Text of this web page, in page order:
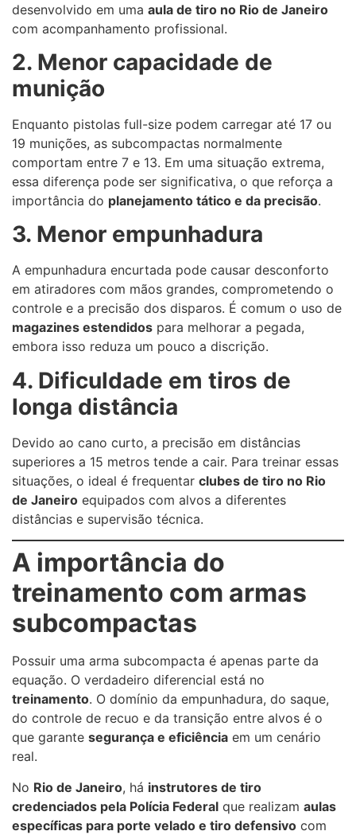
desenvolvido em uma aula de tiro no Rio de Janeiro
com acompanhamento profissional.
2. Menor capacidade de
munição
Enquanto pistolas full-size podem carregar até 17 ou
19 munições, as subcompactas normalmente
comportam entre 7 e 13. Em uma situação extrema,
essa diferença pode ser significativa, o que reforça a
importância do planejamento tático e da precisão.
3. Menor empunhadura
A empunhadura encurtada pode causar desconforto
em atiradores com mãos grandes, comprometendo o
controle e a precisão dos disparos. É comum o uso de
magazines estendidos para melhorar a pegada,
embora isso reduza um pouco a discrição.
4. Dificuldade em tiros de
longa distância
Devido ao cano curto, a precisão em distâncias
superiores a 15 metros tende a cair. Para treinar essas
situações, o ideal é frequentar clubes de tiro no Rio
de Janeiro equipados com alvos a diferentes
distâncias e supervisão técnica.
A importância do
treinamento com armas
subcompactas
Possuir uma arma subcompacta é apenas parte da
equação. O verdadeiro diferencial está no
treinamento. O domínio da empunhadura, do saque,
do controle de recuo e da transição entre alvos é o
que garante segurança e eficiência em um cenário
real.
No Rio de Janeiro, há instrutores de tiro
credenciados pela Polícia Federal que realizam aulas
específicas para porte velado e tiro defensivo com